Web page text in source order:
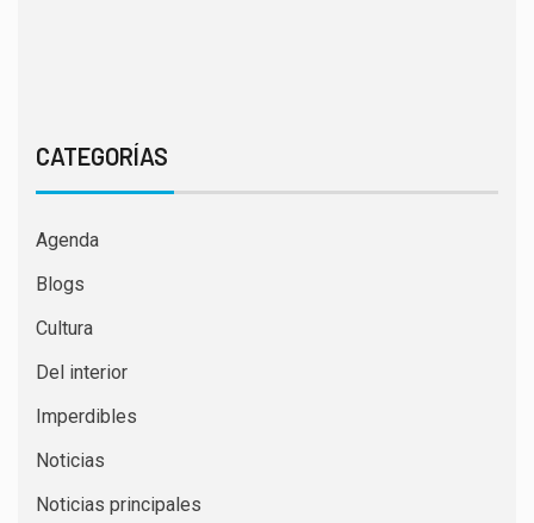
CATEGORÍAS
Agenda
Blogs
Cultura
Del interior
Imperdibles
Noticias
Noticias principales